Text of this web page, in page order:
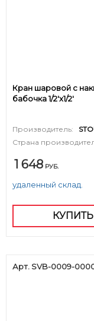
Кран шаровой с
бабочка 1/2'x1/2'
Производитель:
Страна
1 648 РУБ.
удаленный склад.
КУПИТЬ
Арт. SVB-0009-